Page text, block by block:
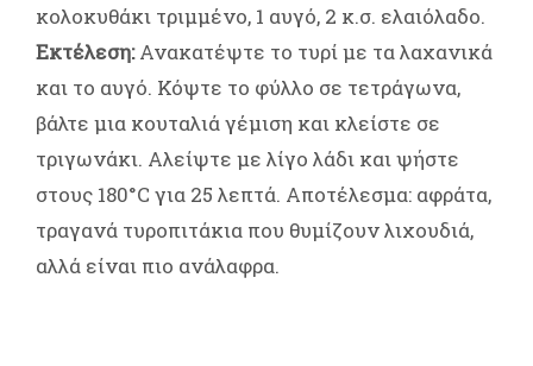
κολοκυθάκι τριμμένο, 1 αυγό, 2 κ.σ. ελαιόλαδο.
Εκτέλεση:Ανακατέψτε το τυρί με τα λαχανικά
και το αυγό. Κόψτε το φύλλο σε τετράγωνα,
βάλτε μια κουταλιά γέμιση και κλείστε σε
τριγωνάκι. Αλείψτε με λίγο λάδι και ψήστε
στους 180°C για 25 λεπτά. Αποτέλεσμα: αφράτα,
τραγανά τυροπιτάκια που θυμίζουν λιχουδιά,
αλλά είναι πιο ανάλαφρα.